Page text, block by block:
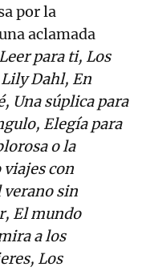
por la
aclamada
Leer para ti, Los
Dahl, En
Una súplica para
Elegía para
o la
con
verano sin
El mundo
a los
Los